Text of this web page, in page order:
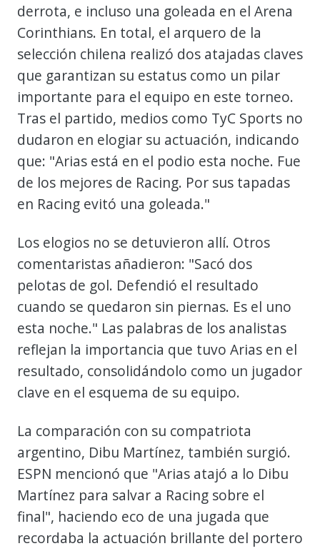
derrota, e incluso una goleada en el Arena
Corinthians. En total, el arquero de la
selección chilena realizó dos atajadas claves
que garantizan su estatus como un pilar
importante para el equipo en este torneo.
Tras el partido, medios como TyC Sports no
dudaron en elogiar su actuación, indicando
que: "Arias está en el podio esta noche. Fue
de los mejores de Racing. Por sus tapadas
en Racing evitó una goleada."
Los elogios no se detuvieron allí. Otros
comentaristas añadieron: "Sacó dos
pelotas de gol. Defendió el resultado
cuando se quedaron sin piernas. Es el uno
esta noche." Las palabras de los analistas
reflejan la importancia que tuvo Arias en el
resultado, consolidándolo como un jugador
clave en el esquema de su equipo.
La comparación con su compatriota
argentino, Dibu Martínez, también surgió.
ESPN mencionó que "Arias atajó a lo Dibu
Martínez para salvar a Racing sobre el
final", haciendo eco de una jugada que
recordaba la actuación brillante del portero